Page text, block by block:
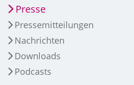
Presse
Pressemitteilungen
Nachrichten
Downloads
Podcasts